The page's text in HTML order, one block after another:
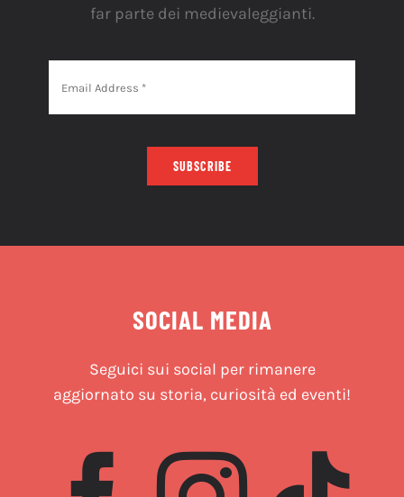
far parte dei medievaleggianti.
SUBSCRIBE
SOCIAL MEDIA
Seguici sui social per rimanere
aggiornato su storia, curiosità ed eventi!